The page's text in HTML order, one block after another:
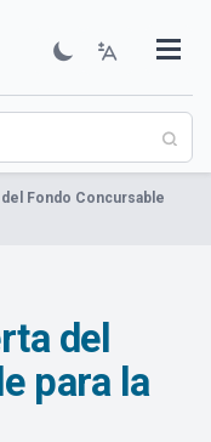
Fondo Concursable
del
para la